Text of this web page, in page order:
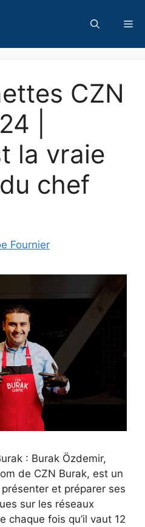
CZN
|
la vraie
chef
Fournier
: Burak Özdemir,
de CZN Burak, est un
et préparer ses
sur les réseaux
chaque fois qu’il vaut 12